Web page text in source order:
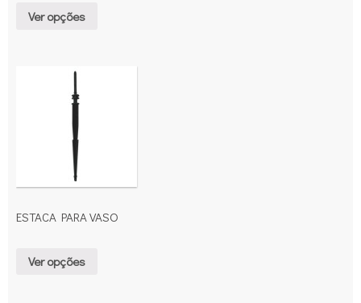
Ver opções
ESTACA PARA VASO
Ver opções